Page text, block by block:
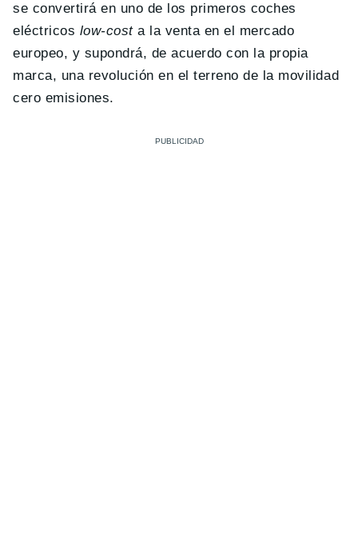
se convertirá en uno de los primeros coches
eléctricos low-costa la venta en el mercado
europeo, y supondrá, de acuerdo con la propia
marca, una revolución en el terreno de la movilidad
cero emisiones.